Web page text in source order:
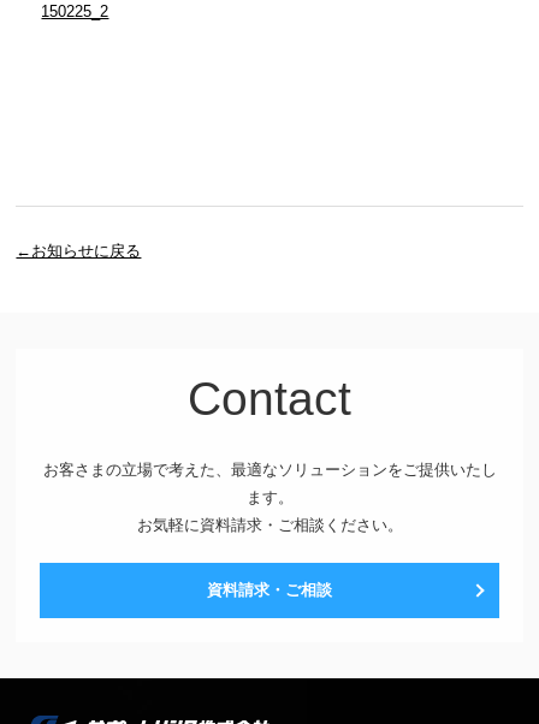
150225_2
←お知らせに戻る
Contact
お客さまの立場で考えた、最適なソリューションをご提供いたし
ます。
お気軽に資料請求・ご相談ください。
資料請求・ご相談